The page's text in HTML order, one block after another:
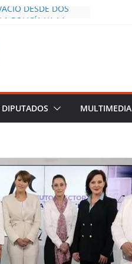
DESDE DOS
AL INFLUENCER
DURANTE
VIVO EN
DESCIENDE A LAS
Y TERMINA
DE
DEL PLAN
DIPUTADOS MULTIMEDIA